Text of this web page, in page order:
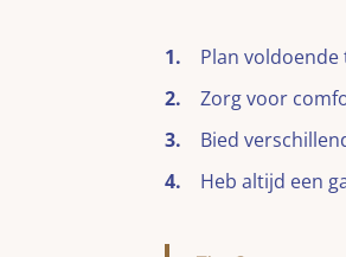
Plan
Zorg voor
Bied
Heb altijd een